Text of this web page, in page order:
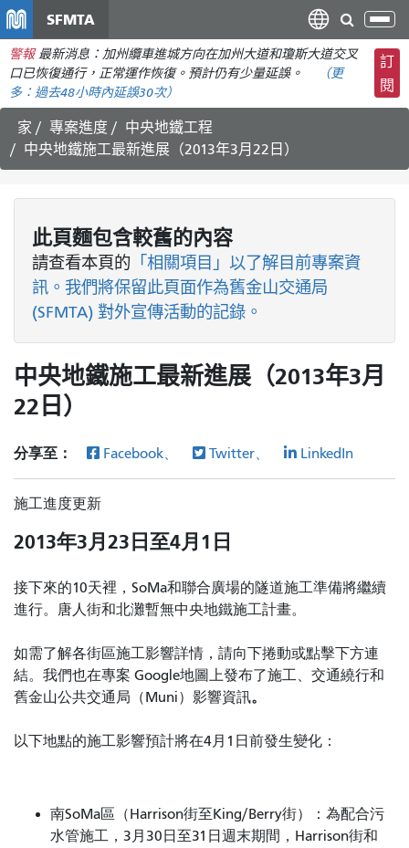
主
要
容
SFMTA
切
換
導
航
警報 最新消息：加州纜車進城方向在加州大道和瓊斯大道交叉
口已恢復通行，正常運作恢復。預計仍有少量延誤。
（更
多： 過去48小時內延誤30次）
訂
閱
家 專案進度
中央地鐵工程
中央地鐵施工最新進展（2013年3月22日）
此頁麵包含較舊的內容
請查看本頁的 「相關項目」以了解目前專案資
訊。我們將保留此頁面作為舊金山交通局
(SFMTA) 對外宣傳活動的記錄。
中央地鐵施工最新進展（2013年3月
22日）
分享至： Facebook、 Twitter、 LinkedIn
施工進度更新
2013年3月23日至4月1日
接下來的10天裡，SoMa和聯合廣場的隧道施工準備將繼續
進行。唐人街和北灘暫無中央地鐵施工計畫。
如需了解各街區施工影響詳情，請向下捲動或點擊下方連
結。我們也在專案 Google地圖上發布了施工、交通繞行和
舊金山公共交通局（Muni）影響資訊。
以下地點的施工影響預計將在4月1日前發生變化：
南SoMa區（Harrison街至King/Berry街）：為配合污
水管施工，3月30日至31日週末期間，Harrison街和